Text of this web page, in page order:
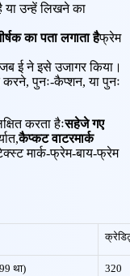
उन्हें लिखने का
का पता लगाता हैफ्रेम
जब ई ने इसे उजागर किया।
करने, पुनः-कैप्शन, या पुनः
करता हैःसहेजे गए
कैप्कट वाटरमार्क
मार्क-फ्रेम-बाय-फ्रेम
था) 320